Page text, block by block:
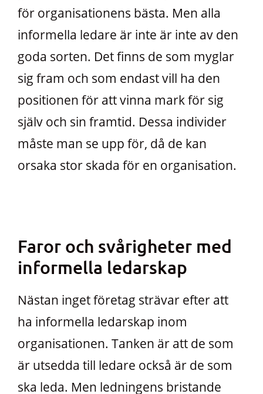
för organisationens bästa. Men alla
informella ledare är inte är inte av den
goda sorten. Det finns de som myglar
sig fram och som endast vill ha den
positionen för att vinna mark för sig
själv och sin framtid. Dessa individer
måste man se upp för, då de kan
orsaka stor skada för en organisation.
Faror och svårigheter med
informella ledarskap
Nästan inget företag strävar efter att
ha informella ledarskap inom
organisationen. Tanken är att de som
är utsedda till ledare också är de som
ska leda. Men ledningens bristande